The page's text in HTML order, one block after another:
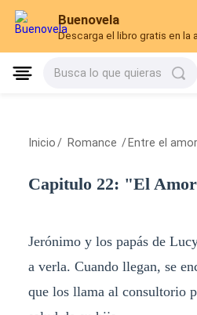
Buenovela
Descarga el libro gratis en la
Busca lo que quieras
Inicio / Romance / Entre el
Capitulo 22: "El
Jerónimo y los papás de
a verla. Cuando llegan, se
que los llama al consultorio